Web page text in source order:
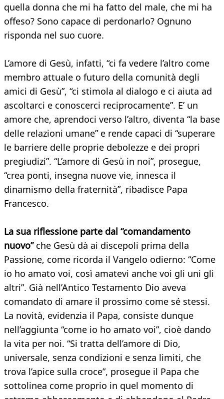
quella donna che mi ha fatto del male, che mi ha
offeso? Sono capace di perdonarlo? Ognuno
risponda nel suo cuore.
L’amore di Gesù, infatti, “ci fa vedere l’altro come
membro attuale o futuro della comunità degli
amici di Gesù”, “ci stimola al dialogo e ci aiuta ad
ascoltarci e conoscerci reciprocamente”. E’ un
amore che, aprendoci verso l’altro, diventa “la base
delle relazioni umane” e rende capaci di “superare
le barriere delle proprie debolezze e dei propri
pregiudizi”. “L’amore di Gesù in noi”, prosegue,
“crea ponti, insegna nuove vie, innesca il
dinamismo della fraternità”, ribadisce Papa
Francesco.
La sua riflessione parte dal “comandamento
nuovo”che Gesù dà ai discepoli prima della
Passione, come ricorda il Vangelo odierno: “Come
io ho amato voi, così amatevi anche voi gli uni gli
altri”. Già nell’Antico Testamento Dio aveva
comandato di amare il prossimo come sé stessi.
La novità, evidenzia il Papa, consiste dunque
nell’aggiunta “come io ho amato voi”, cioè dando
la vita per noi. “Si tratta dell’amore di Dio,
universale, senza condizioni e senza limiti, che
trova l’apice sulla croce”, prosegue il Papa che
sottolinea come proprio in quel momento di